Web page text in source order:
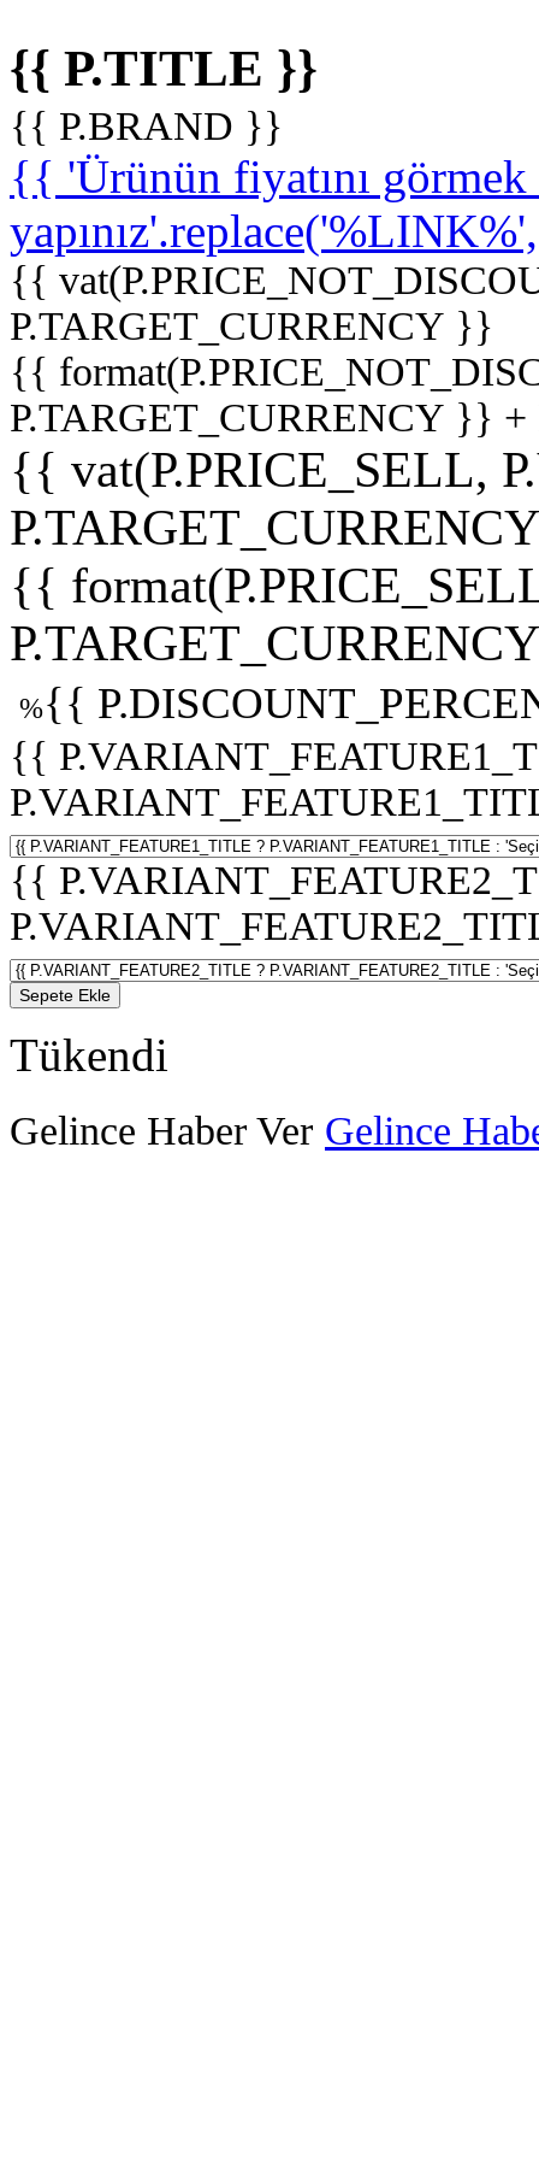
{{ P.TITLE }}
{{ P.BRAND }}
{{ 'Ürünün fiyatını
{{
P.TARGET_CURRENCY }}
{{
P.TARGET_CURRENCY }}
{{ vat(P.PRICE_SELL,
{{
%{{
{{
{{
Sepete Ekle
Tükendi
Gelince Haber Ver Gelince